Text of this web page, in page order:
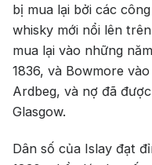
bị mua lại bởi các
whisky mới nổi lên
mua lại vào những
1836, và Bowmore
Ardbeg, và nợ đã
Glasgow.
Dân số của Islay đạt